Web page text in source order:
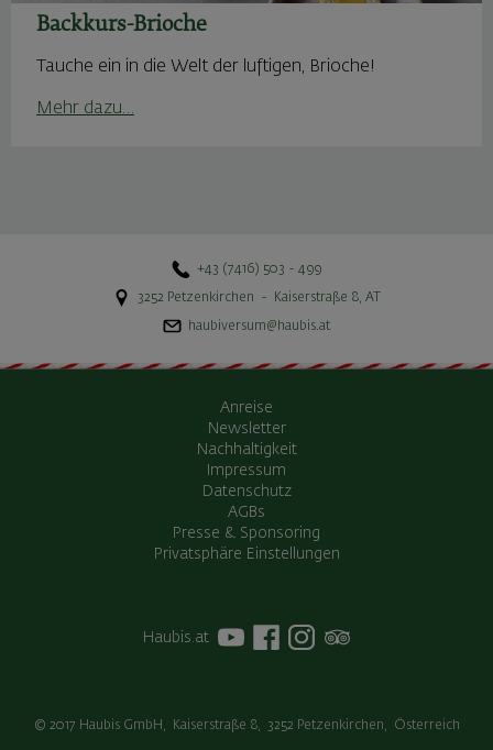
Backkurs-Brioche
Tauche ein in die Welt der luftigen, Brioche!
Mehr dazu…
+43 (7416) 503 - 499
3252 Petzenkirchen - Kaiserstraße 8,AT
haubiversum@haubis.at
Anreise
Newsletter
Nachhaltigkeit
Impressum
Datenschutz
AGBs
Presse & Sponsoring
Privatsphäre Einstellungen
Haubis.at
© 2017 Haubis GmbH, Kaiserstraße 8, 3252 Petzenkirchen, Österreich